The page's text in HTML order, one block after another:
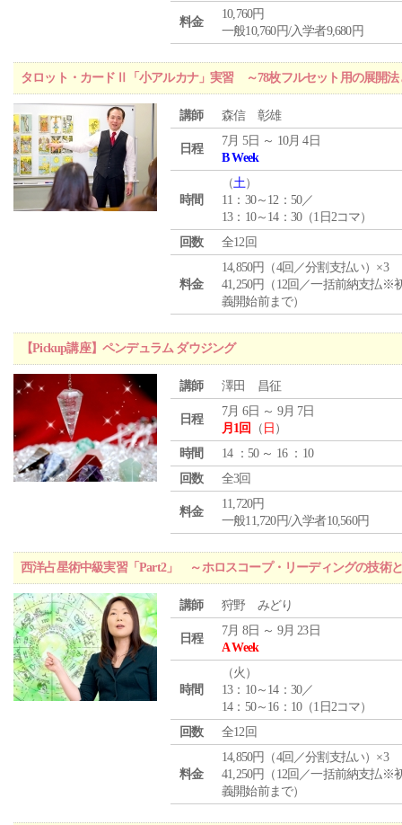
料金
10,760円
一般10,760円/入学者9,680円
タロット・カードⅡ「小アルカナ」実習 ～78枚フルセット用の展開法
講師 森信 彰雄
日程
7月 5日 ～ 10月 4日
B Week
時間
（土）
11：30～12：50／
13：10～14：30（1日2コマ）
回数
全12回
料金
14,850円（4回／分割支払い）×3
41,250円（12回／一括前納支払※
義開始前まで）
【Pickup講座】ペンデュラム ダウジング
講師 澤田 昌征
日程
7月 6日 ～ 9月 7日
月1回
（ 日 ）
時間
14 ：50 ～ 16 ：10
回数
全3回
料金
11,720円
一般11,720円/入学者10,560円
西洋占星術中級実習「Part2」 ～ホロスコープ・リーディングの技術
講師 狩野 みどり
日程
7月 8日 ～ 9月 23日
A Week
時間
（火 ）
13：10～14：30／
14：50～16：10（1日2コマ）
回数
全12回
料金
14,850円（4回／分割支払い）×3
41,250円（12回／一括前納支払※
義開始前まで）